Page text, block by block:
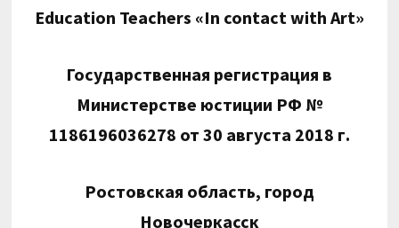
Education Teachers «In contact with Art»
Государственная регистрация в
Министерстве юстиции РФ №
1186196036278 от 30 августа 2018 г.
Ростовская область, город
Новочеркасск